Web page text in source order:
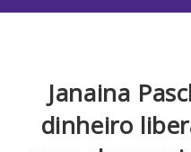
Janaina
dinheiro